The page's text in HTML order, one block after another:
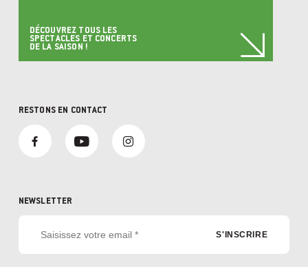
DÉCOUVREZ TOUS LES
SPECTACLES ET CONCERTS
DE LA SAISON !
RESTONS EN CONTACT
NEWSLETTER